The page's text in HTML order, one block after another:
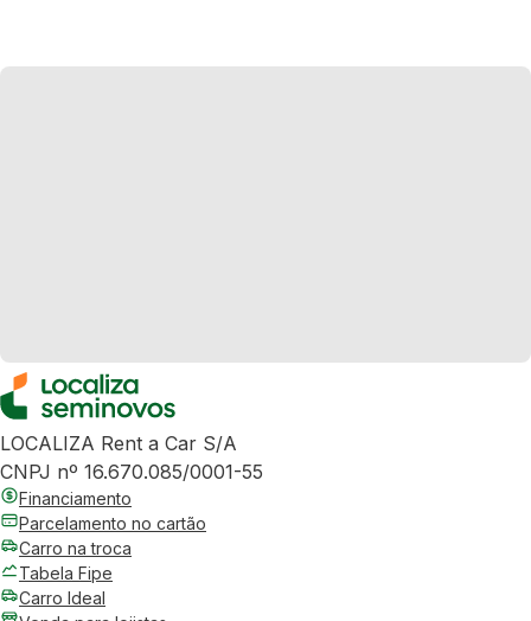
LOCALIZA Rent a Car S/A
CNPJ nº 16.670.085/0001-55
Financiamento
Parcelamento no cartão
Carro na troca
Tabela Fipe
Carro Ideal